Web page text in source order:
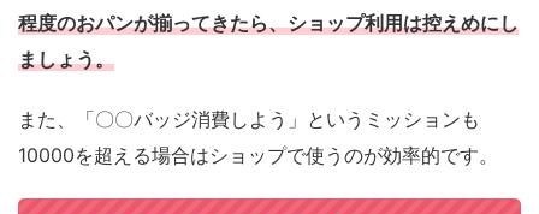
程度のおパンが揃ってきたら、ショップ利用は控えめにし
ましょう。
また、「〇〇バッジ消費しよう」というミッションも
10000を超える場合はショップで使うのが効率的です。